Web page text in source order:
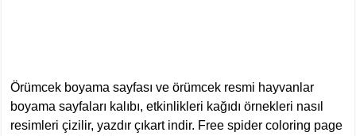
Örümcek boyama sayfası ve örümcek resmi hayvanlar
boyama sayfaları kalıbı, etkinlikleri kağıdı örnekleri nasıl
resimleri çizilir, yazdır çıkart indir. Free spider coloring page